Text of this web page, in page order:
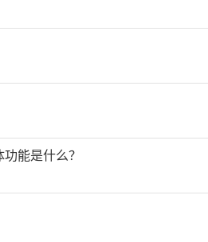
能是什么？